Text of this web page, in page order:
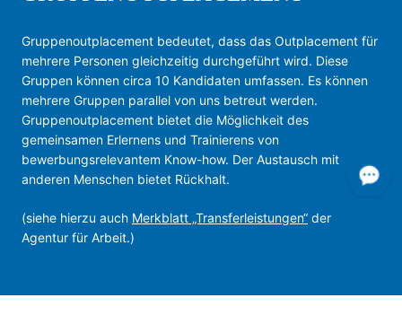
Gruppenoutplacement bedeutet, dass das Outplacement für
mehrere Personen gleichzeitig durchgeführt wird. Diese
Gruppen können circa 10 Kandidaten umfassen. Es können
mehrere Gruppen parallel von uns betreut werden.
Gruppenoutplacement bietet die Möglichkeit des
gemeinsamen Erlernens und Trainierens von
bewerbungsrelevantem Know-how. Der Austausch mit
anderen Menschen bietet Rückhalt.
(siehe hierzu auch Merkblatt „Transferleistungen“ der
Agentur für Arbeit.)